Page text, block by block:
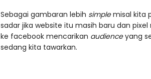
Sebagai gambaran lebih simplemisal kita
sadar jika website itu masih baru dan
ke facebook mencarikan audienceyang
sedang kita tawarkan. ⁣